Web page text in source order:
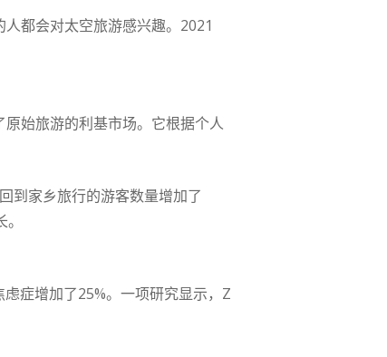
都会对太空旅游感兴趣。2021
始旅游的利基市场。它根据个人
到家乡旅行的游客数量增加了
症增加了25%。一项研究显示，Z